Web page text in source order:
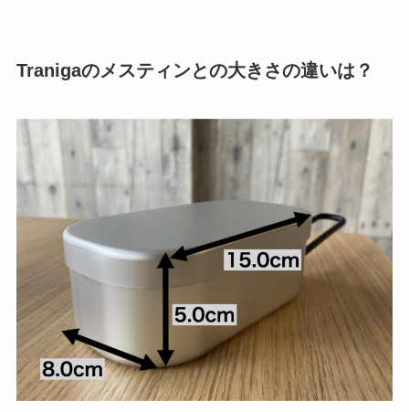
Tranigaのメスティンとの大きさの違いは？